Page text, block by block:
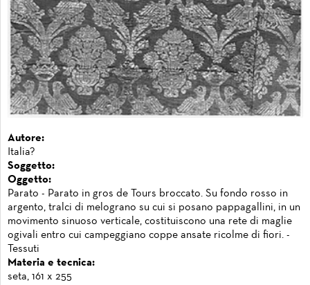
Autore:
Italia?
Soggetto:
Oggetto:
Parato - Parato in gros de Tours broccato. Su fondo rosso in
argento, tralci di melograno su cui si posano pappagallini, in un
movimento sinuoso verticale, costituiscono una rete di maglie
ogivali entro cui campeggiano coppe ansate ricolme di fiori. -
Tessuti
Materia e tecnica:
seta, 161 x 255